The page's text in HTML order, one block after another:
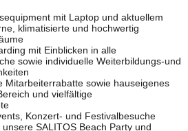
mit Laptop und aktuellem
klimatisierte und hochwertig
mit Einblicken in alle
sowie individuelle Weiterbildungs-und
Mitarbeiterrabatte sowie hauseigenes
und vielfältige
Konzert- und Festivalbesuche
SALITOS Beach Party und